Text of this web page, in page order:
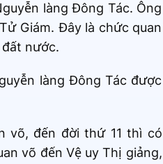
làng Đông Tác. Ông
Giám. Đây là chức quan
nước.
làng Đông Tác được
võ, đến đời thứ 11 thì có
võ đến Vệ uy Thị giảng,